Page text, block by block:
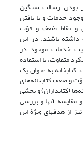
بودن رسالت سنگین
خدمات و با یافتن
و نقاط ضعف و قوّت
داشته باشند. در این
خدمات موجود در
متفاوت، با استفاده
خدمات، کتابخانه به عنوان یک
و ضعف کتابخانه‌های
(کتابداران) و بخشی
مقایسة آنها و بررسی
از هدفهای ویژۀ این